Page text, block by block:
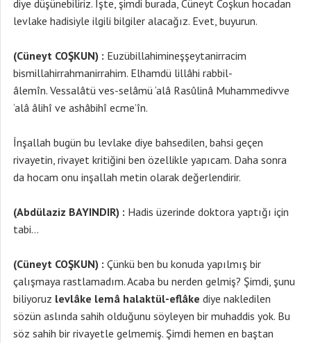
diye düşünebiliriz. İşte, şimdi burada, Cüneyt Coşkun hocadan
levlake hadisiyle ilgili bilgiler alacağız. Evet, buyurun.
(Cüneyt COŞKUN) : Euzübillahimineşşeytanirracim
bismillahirrahmanirrahim. Elhamdü lillâhi rabbil-
âlemîn. Vessalâtü ves-selâmü ‘alâ Rasûlinâ Muhammedivve
‘alâ âlihî ve ashâbihî ecme’în.
İnşallah bugün bu levlake diye bahsedilen, bahsi geçen
rivayetin, rivayet kritiğini ben özellikle yapıcam. Daha sonra
da hocam onu inşallah metin olarak değerlendirir.
(Abdülaziz BAYINDIR) : Hadis üzerinde doktora yaptığı için
tabi…
(Cüneyt COŞKUN) : Çünkü ben bu konuda yapılmış bir
çalışmaya rastlamadım. Acaba bu nerden gelmiş? Şimdi, şunu
biliyoruz levlâke lemâ halaktül-eflâke diye nakledilen
sözün aslında sahih olduğunu söyleyen bir muhaddis yok. Bu
söz sahih bir rivayetle gelmemiş. Şimdi hemen en baştan